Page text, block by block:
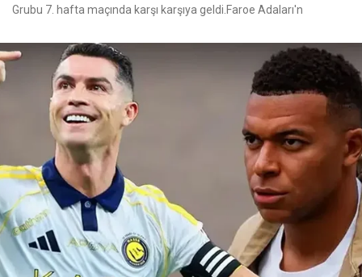
Grubu 7. hafta maçında karşı karşıya geldi.Faroe Adaları'n